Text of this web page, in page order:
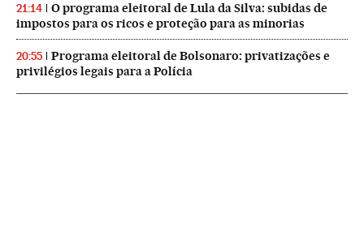
21:14
O programa eleitoral de Lula da Silva: subidas de
impostos para os ricos e proteção para as minorias
20:55
Programa eleitoral de Bolsonaro: privatizações e
privilégios legais para a Polícia